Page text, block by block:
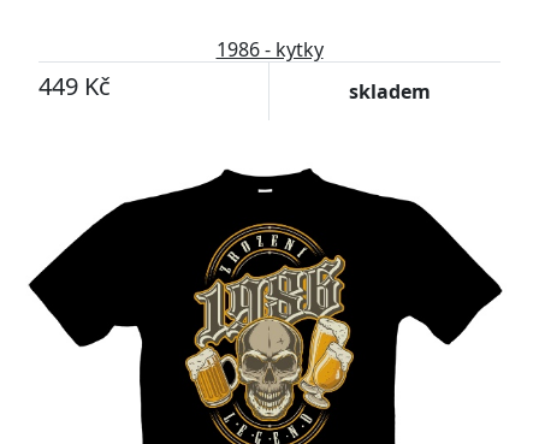
1986 - kytky
449 Kč skladem